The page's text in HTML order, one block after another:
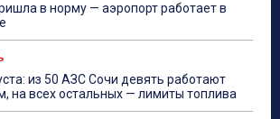
в норму — аэропорт работает в
из 50 АЗС Сочи девять работают
на всех остальных — лимиты топлива